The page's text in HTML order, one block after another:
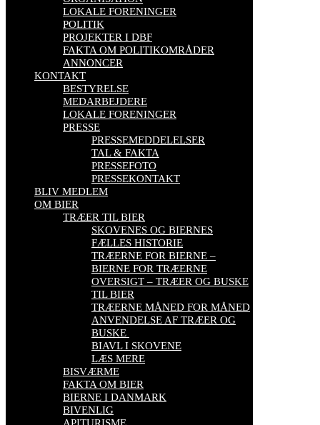
LOKALE FORENINGER
POLITIK
PROJEKTER I DBF
FAKTA OM POLITIKOMRÅDER
ANNONCER
KONTAKT
BESTYRELSE
MEDARBEJDERE
LOKALE FORENINGER
PRESSE
PRESSEMEDDELELSER
TAL & FAKTA
PRESSEFOTO
PRESSEKONTAKT
BLIV MEDLEM
OM BIER
TRÆER TIL BIER
SKOVENES OG BIERNES
FÆLLES HISTORIE
TRÆERNE FOR BIERNE –
BIERNE FOR TRÆERNE
OVERSIGT – TRÆER OG BUSKE
TIL BIER
TRÆERNE MÅNED FOR MÅNED
ANVENDELSE AF TRÆER OG
BUSKE
BIAVL I SKOVENE
LÆS MERE
BISVÆRME
FAKTA OM BIER
BIERNE I DANMARK
BIVENLIG
APITURISME